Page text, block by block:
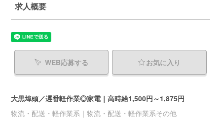
求人概要
WEB応募する お気に入り
大黒埠頭／遅番軽作業◎家電｜高時給1,500円～1,875円
物流・配送・軽作業系｜物流・配送・軽作業系その他